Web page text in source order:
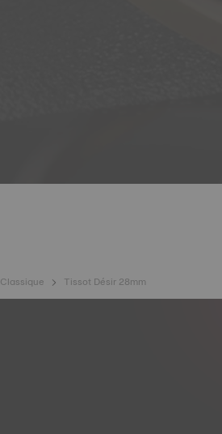
Classique Tissot Désir 28mm